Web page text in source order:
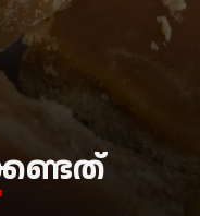
ഉപയോ​ഗിക്കേണ്ടത്